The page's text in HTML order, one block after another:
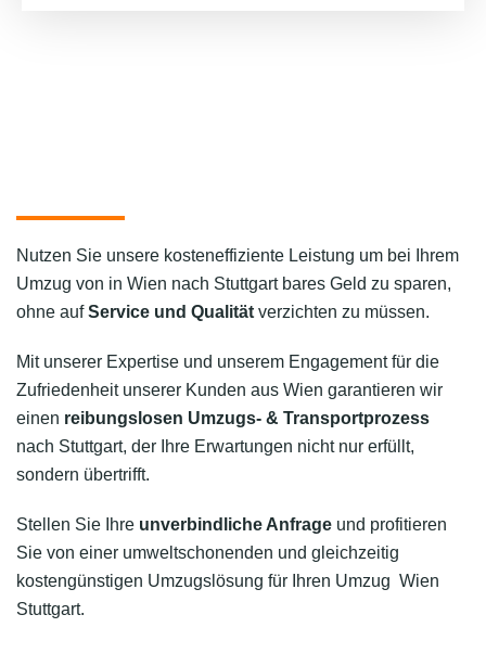
Nutzen Sie unsere kosteneffiziente Leistung um bei Ihrem
Umzug von in Wien nach Stuttgart bares Geld zu sparen,
ohne aufService und Qualität verzichten zu müssen.
Mit unserer Expertise und unserem Engagement für die
Zufriedenheit unserer Kunden aus Wien garantieren wir
einen reibungslosen Umzugs- & Transportprozess
nach Stuttgart, der Ihre Erwartungen nicht nur erfüllt,
sondern übertrifft.
Stellen Sie Ihre unverbindliche Anfrage und profitieren
Sie von einer umweltschonenden und gleichzeitig
kostengünstigen Umzugslösung für Ihren Umzug Wien
Stuttgart.